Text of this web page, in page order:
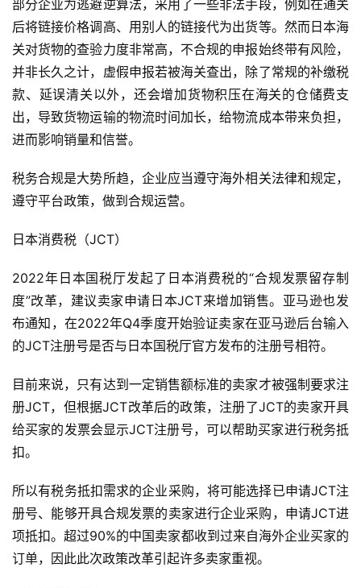
跨
境
百
科
社
媒
销
境
航
部分企业为逃避逆算法，采用了一些非法手段，例如在通关
后将链接价格调高、用别人的链接代为出货等。然而日本海
关对货物的查验力度非常高，不合规的申报始终带有风险，
并非长久之计，虚假申报若被海关查出，除了常规的补缴税
款、延误清关以外，还会增加货物积压在海关的仓储费支
出，导致货物运输的物流时间加长，给物流成本带来负担，
进而影响销量和信誉。
税务合规是大势所趋，企业应当遵守海外相关法律和规定，
遵守平台政策，做到合规运营。
日本消费税（JCT）
2022年日本国税厅发起了日本消费税的“合规发票留存制
度”改革，建议卖家申请日本JCT来增加销售。亚马逊也发
布通知，在2022年Q4季度开始验证卖家在亚马逊后台输入
的JCT注册号是否与日本国税厅官方发布的注册号相符。
目前来说，只有达到一定销售额标准的卖家才被强制要求注
册JCT，但根据JCT改革后的政策，注册了JCT的卖家开具
给买家的发票会显示JCT注册号，可以帮助买家进行税务抵
扣。
所以有税务抵扣需求的企业采购，将可能选择已申请JCT注
册号、能够开具合规发票的卖家进行企业采购，申请JCT进
项抵扣。超过90%的中国卖家都收到过来自海外企业买家的
订单，因此此次政策改革引起许多卖家重视。